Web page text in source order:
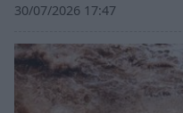
30/07/2026 17:47